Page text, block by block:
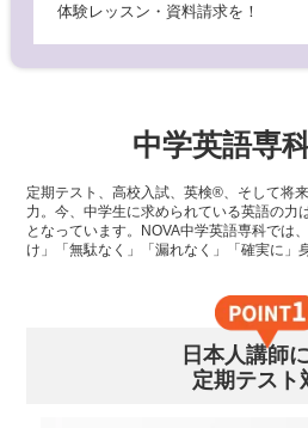
体験レッスン・資料請求を！
中学英語専
定期テスト、高校入試、英検®、そして将
力。今、中学生に求められている英語の力
となっています。NOVA中学英語専科では
け」「無駄なく」「漏れなく」「確実に」
日本人講師
定期テスト